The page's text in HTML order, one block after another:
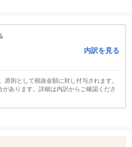
内訳を見る
則として税抜金額に対し付与されます。
あります。詳細は内訳からご確認くださ